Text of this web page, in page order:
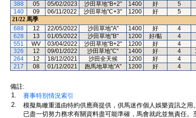
388
05 05/02/2023 沙田草地"B+2" 1400 好 5
140
09 06/11/2022 沙田草地"C+3" 1200 好 5
21/22 馬季
688
12 22/05/2022 沙田草地"A" 1400 好 4
628
13 01/05/2022 沙田草地"B" 1200 好/黏 4
551
WV 03/04/2022 沙田草地"B+2" 1200 好 4
326
12 09/01/2022 沙田草地"C" 1400 好 4
264
12 18/12/2021 沙田全天候 1200 好 4
217
08 01/12/2021 跑馬地草地"A" 1200 好 4
備註:
1.
賽事特別情況索引
2.
模擬鳥瞰重溫由特約供應商提供，供馬迷作個人娛樂資訊之
已盡一切努力務求有關資料盡可能準確，馬會就此並無責任。